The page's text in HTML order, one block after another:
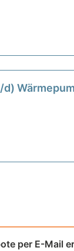
per E-Mail